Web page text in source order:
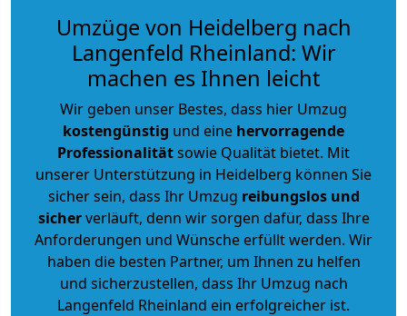
Umzüge von Heidelberg nach
Langenfeld Rheinland: Wir
machen es Ihnen leicht
Wir geben unser Bestes, dass hier Umzug
kostengünstig und eine hervorragende
Professionalitätsowie Qualität bietet. Mit
unserer Unterstützung in Heidelberg können Sie
sicher sein, dass Ihr Umzug reibungslos und
sicherverläuft, denn wir sorgen dafür, dass Ihre
Anforderungen und Wünsche erfüllt werden. Wir
haben die besten Partner, um Ihnen zu helfen
und sicherzustellen, dass Ihr Umzug nach
Langenfeld Rheinland ein erfolgreicher ist.